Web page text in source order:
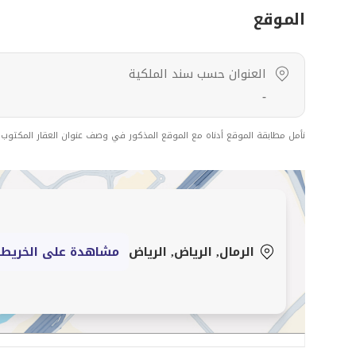
الموقع
العنوان حسب سند الملكية
-
نأمل مطابقة الموقع أدناه مع الموقع المذكور في وصف عنوان العقار المكتوب
الرمال, الرياض, الرياض مشاهدة على